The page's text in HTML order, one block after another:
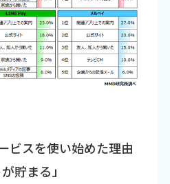
ビスを使い始めた理由
貯まる」